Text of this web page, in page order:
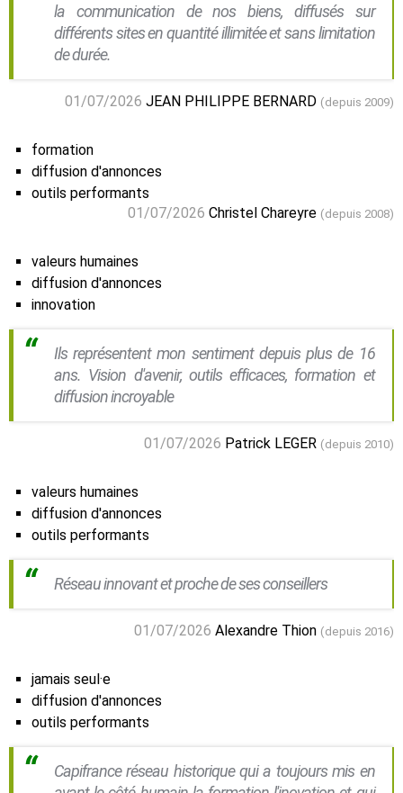
la communication de nos biens, diffusés sur
différents sites en quantité illimitée et sans limitation
de durée.
01/07/2026 JEAN PHILIPPE BERNARD (depuis 2009)
formation
diffusion d'annonces
outils performants
01/07/2026 Christel Chareyre (depuis 2008)
valeurs humaines
diffusion d'annonces
innovation
Ils représentent mon sentiment depuis plus de 16
ans. Vision d'avenir, outils efficaces, formation et
diffusion incroyable
01/07/2026 Patrick LEGER (depuis 2010)
valeurs humaines
diffusion d'annonces
outils performants
Réseau innovant et proche de ses conseillers
01/07/2026 Alexandre Thion (depuis 2016)
jamais seul·e
diffusion d'annonces
outils performants
Capifrance réseau historique qui a toujours mis en